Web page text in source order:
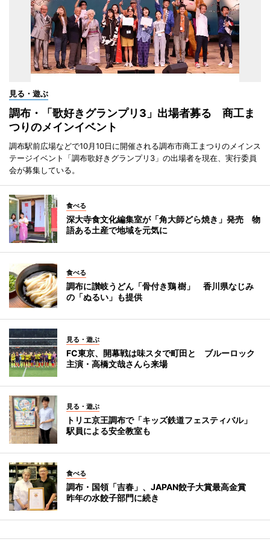
見る・遊ぶ
調布・「歌好きグランプリ3」出場者募る 商工ま
つりのメインイベント
調布駅前広場などで10月10日に開催される調布市商工まつりのメインス
テージイベント「調布歌好きグランプリ3」の出場者を現在、実行委員
会が募集している。
食べる
深大寺食文化編集室が「角大師どら焼き」発売 物
語ある土産で地域を元気に
食べる
調布に讃岐うどん「骨付き鶏 樹」 香川県なじみ
の「ぬるい」も提供
見る・遊ぶ
FC東京、開幕戦は味スタで町田と ブルーロック
主演・高橋文哉さんら来場
見る・遊ぶ
トリエ京王調布で「キッズ鉄道フェスティバル」
駅員による安全教室も
食べる
調布・国領「吉春」、JAPAN餃子大賞最高金賞
昨年の水餃子部門に続き